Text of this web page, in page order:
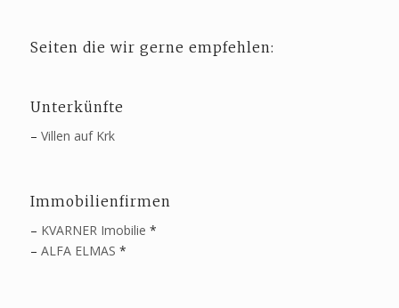
Seiten die wir gerne empfehlen:
Unterkünfte
– Villen auf Krk
Immobilienfirmen
– KVARNER Imobilie *
– ALFA ELMAS *